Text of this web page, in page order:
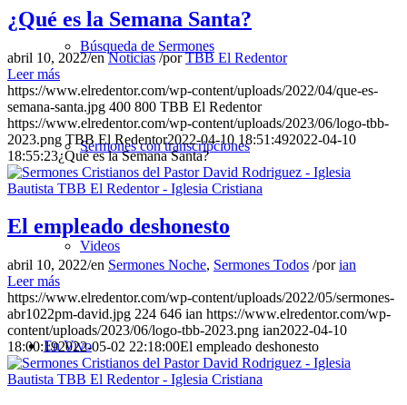
Búsqueda de Sermones
Sermones con transcripciones
Videos
En Vivo
¿Qué es la Semana Santa?
abril 10, 2022/enNoticias /porTBB El Redentor
Leer más
https://www.elredentor.com/wp-content/uploads/2022/04/que-es-
semana-santa.jpg 400 800 TBB El Redentor
https://www.elredentor.com/wp-content/uploads/2023/06/logo-tbb-
2023.png TBB El Redentor2022-04-10 18:51:492022-04-10
18:55:23¿Qué es la Semana Santa?
El empleado deshonesto
abril 10, 2022/en Sermones Noche, Sermones Todos /porian
Leer más
https://www.elredentor.com/wp-content/uploads/2022/05/sermones-
abr1022pm-david.jpg 224 646 ian https://www.elredentor.com/wp-
content/uploads/2023/06/logo-tbb-2023.png ian2022-04-10
18:00:192022-05-02 22:18:00El empleado deshonesto